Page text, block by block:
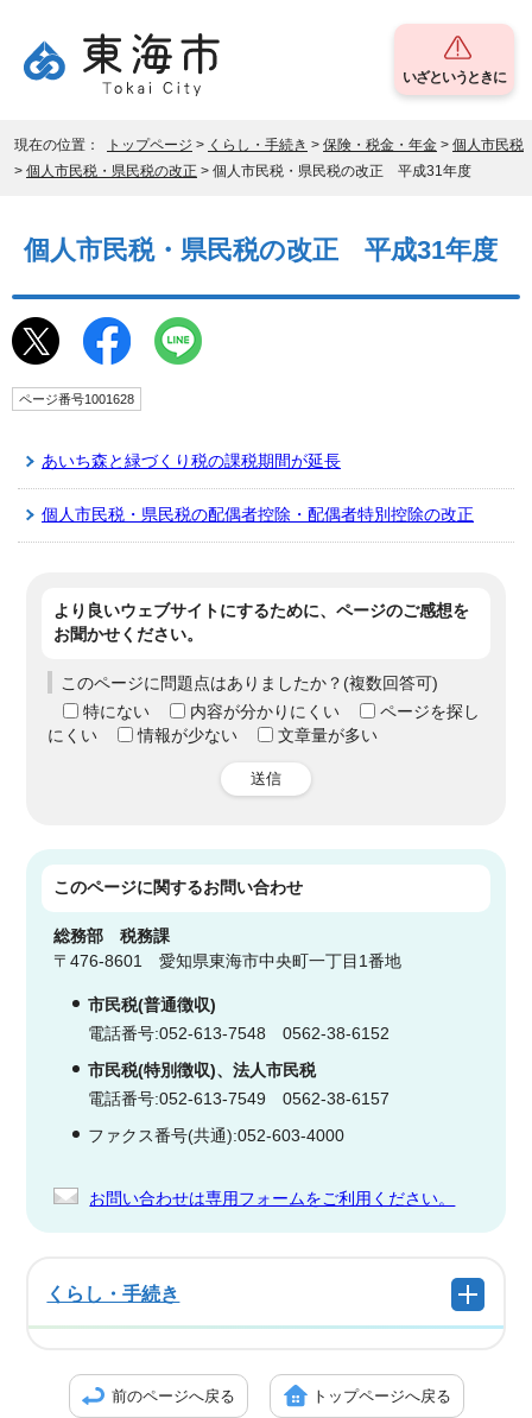
いざというときに
現在の位置： トップページ > くらし・手続き > 保険・税金・年金 > 個人市民税
> 個人市民税・県民税の改正 > 個人市民税・県民税の改正 平成31年度
個人市民税・県民税の改正 平成31年度
ページ番号1001628
あいち森と緑づくり税の課税期間が延長
個人市民税・県民税の配偶者控除・配偶者特別控除の改正
より良いウェブサイトにするために、ページのご感想を
お聞かせください。
このページに問題点はありましたか？(複数回答可)
特にない
内容が分かりにくい
ページを探し
にくい
情報が少ない 文章量が多い
送信
このページに関するお問い合わせ
総務部税務課
〒476-8601 愛知県東海市中央町一丁目1番地
市民税(普通徴収)
電話番号:052-613-7548 0562-38-6152
市民税(特別徴収)、法人市民税
電話番号:052-613-7549 0562-38-6157
ファクス番号(共通):052-603-4000
お問い合わせは専用フォームをご利用ください。
くらし・手続き
前のページへ戻る トップページへ戻る